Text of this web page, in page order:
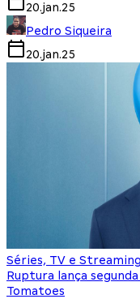
20.jan.25
Pedro Siqueira
20.jan.25
Séries, TV e Streaming
Ruptura lança
Tomatoes